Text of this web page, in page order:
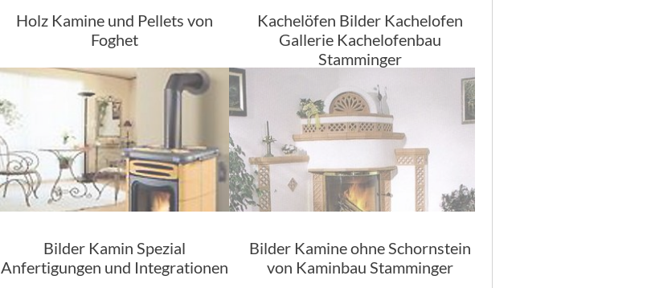
Holz Kamine und Pellets von
Foghet
Kachelöfen Bilder Kachelofen
Gallerie Kachelofenbau
Stamminger
Bilder Kamin Spezial
Anfertigungen und Integrationen
Bilder Kamine ohne Schornstein
von Kaminbau Stamminger